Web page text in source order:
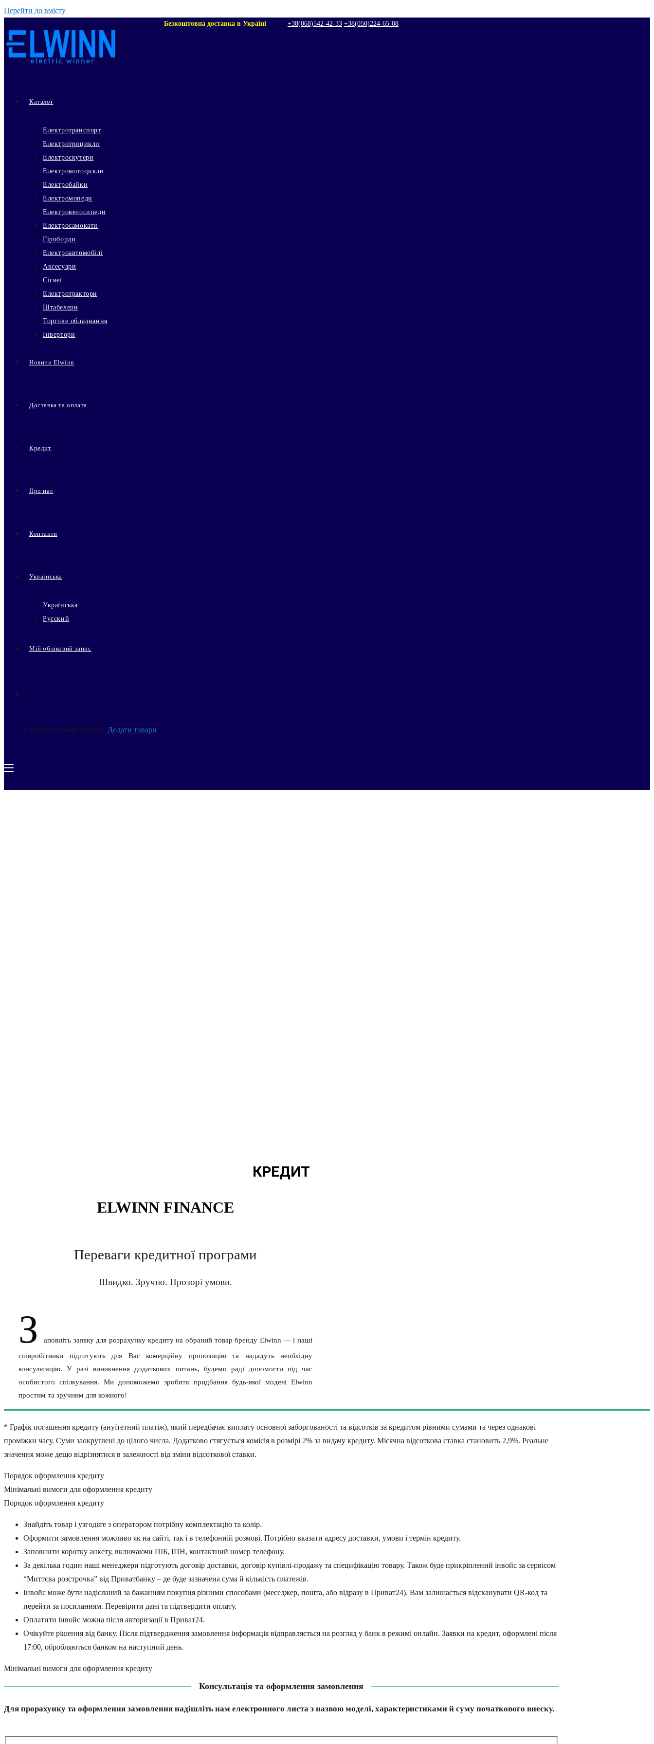
Перейти до вмісту
Безкоштовна доставка в Україні +38(068)542‑42‑33 +38(050)224‑65‑08
Каталог
Електротранспорт
Електротрицикли
Електроскутери
Електромотоцикли
Електробайки
Електромопеди
Електровелосипеди
Електросамокати
Гіроборди
Електроавтомобілі
Аксесуари
Сігвеї
Електротрактори
Штабелери
Торгове обладнання
Інвертори
Новини Elwinn
Доставка та оплата
Кредит
Про нас
Контакти
Українська
Українська
Русский
Мій обліковий запис
У кошику немає товарів. Додати товари
КРЕДИТ
ELWINN FINANCE
Переваги кредитної програми
Швидко. Зручно. Прозорі умови.
З
аповніть заявку для розрахунку кредиту на обраний товар бренду Elwinn — і наші
співробітники підготують для Вас комерційну пропозицію та нададуть необхідну
консультацію. У разі виникнення додаткових питань, будемо раді допомогти під час
особистого спілкування. Ми допоможемо зробити придбання будь-якої моделі Elwinn
простим та зручним для кожного!
* Графік погашення кредиту (ануїтетний платіж), який передбачає виплату основної заборгованості та відсотків за кредитом рівними сумами та через однакові
проміжки часу. Суми заокруглені до цілого числа. Додатково стягується комісія в розмірі 2% за видачу кредиту. Місячна відсоткова ставка становить 2,9%. Реальне
значення може дещо відрізнятися в залежності від зміни відсоткової ставки.
Порядок оформлення кредиту
Мінімальні вимоги для оформлення кредиту
Порядок оформлення кредиту
Знайдіть товар і узгодьте з оператором потрібну комплектацію та колір.
Оформити замовлення можливо як на сайті, так і в телефонній розмові. Потрібно вказати адресу доставки, умови і термін кредиту.
Заповнити коротку анкету, включаючи ПІБ, ІПН, контактний номер телефону.
За декілька годин наші менеджери підготують договір доставки, договір купівлі-продажу та специфікацію товару. Також буде прикріплений інвойс за сервісом
“Миттєва розстрочка” від Приватбанку – де буде зазначена сума й кількість платежів.
Інвойс може бути надісланий за бажанням покупця різними способами (меседжер, пошта, або відразу в Приват24). Вам залишається відсканувати QR-код та
перейти за посиланням. Перевірити дані та підтвердити оплату.
Оплатити інвойс можна після авторизації в Приват24.
Очікуйте рішення від банку. Після підтвердження замовлення інформація відправляється на розгляд у банк в режимі онлайн. Заявки на кредит, оформлені після
17:00, обробляються банком на наступний день.
Мінімальні вимоги для оформлення кредиту
Консультація та оформлення замовлення
Для прорахунку та оформлення замовлення надішліть нам електронного листа з назвою моделі, характеристиками й суму початкового внеску.